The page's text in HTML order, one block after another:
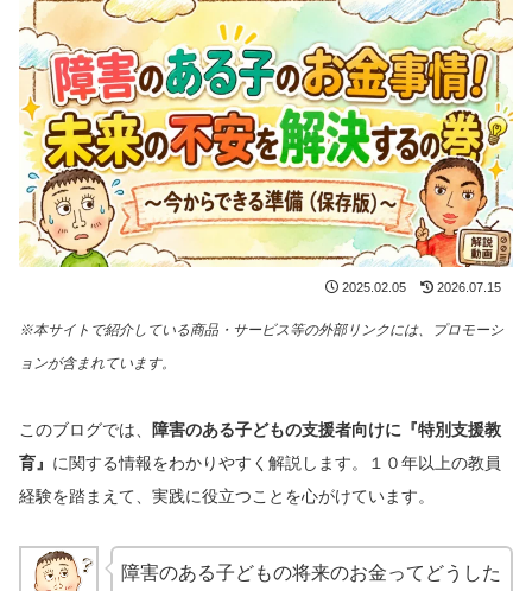
2025.02.05 2026.07.15
※本サイトで紹介している商品・サービス等の外部リンクには、プロモーシ
ョンが含まれています。
このブログでは、 障害のある子どもの支援者向けに 『特別支援教
育』 に関する情報をわかりやすく解説します。１０年以上の教員
経験を踏まえて、実践に役立つことを心がけています。
障害のある子どもの将来のお金ってどうした